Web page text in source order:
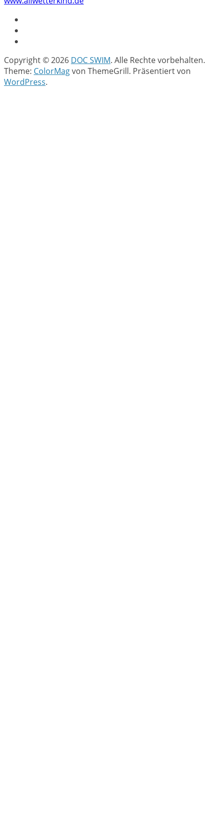
Copyright © 2026 DOC SWIM. Alle Rechte vorbehalten.
Theme: ColorMagvon ThemeGrill. Präsentiert von
WordPress.